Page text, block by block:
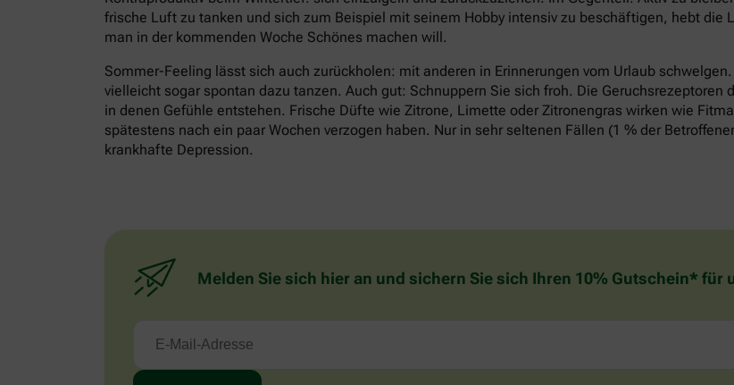
frische Luft zu tanken und sich zum Beispiel mit seinem Hobby intensiv zu beschäftigen, hebt
man in der kommenden Woche Schönes machen will.
Sommer-Feeling lässt sich auch zurückholen: mit anderen in Erinnerungen vom Urlaub
vielleicht sogar spontan dazu tanzen. Auch gut: Schnuppern Sie sich froh. Die Geruchsrezeptoren
in denen Gefühle entstehen. Frische Düfte wie Zitrone, Limette oder Zitronengras wirken wie
spätestens nach ein paar Wochen verzogen haben. Nur in sehr seltenen Fällen (1 % der
krankhafte Depression.
Melden Sie sich hier an und sichern Sie sich Ihren 10% Gutschein* für